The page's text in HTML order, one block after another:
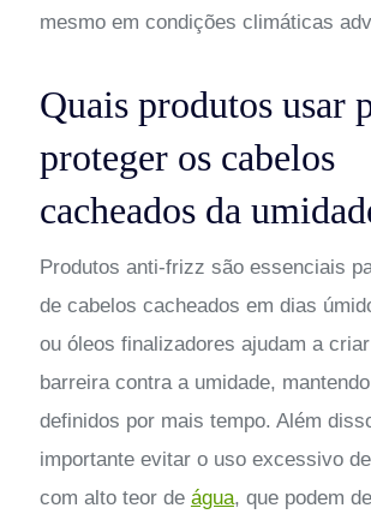
mesmo em condições climáticas
Quais produtos usar
proteger os cabelos
cacheados da
Produtos anti-frizz são essenciais
de cabelos cacheados em dias
ou óleos finalizadores ajudam a
barreira contra a umidade,
definidos por mais tempo. Além
importante evitar o uso excessivo
com alto teor de água, que podem